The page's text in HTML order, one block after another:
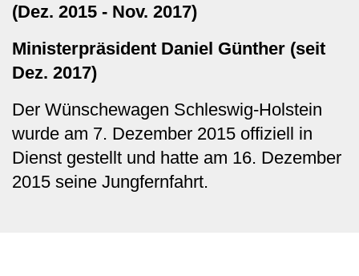
(Dez. 2015 - Nov. 2017)
Ministerpräsident Daniel Günther (seit
Dez. 2017)
Der Wünschewagen Schleswig-Holstein
wurde am 7. Dezember 2015 offiziell in
Dienst gestellt und hatte am 16. Dezember
2015 seine Jungfernfahrt.